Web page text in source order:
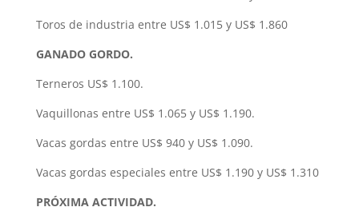
Toros de industria entre US$ 1.015 y US$ 1.860
GANADO GORDO.
Terneros US$ 1.100.
Vaquillonas entre US$ 1.065 y US$ 1.190.
Vacas gordas entre US$ 940 y US$ 1.090.
Vacas gordas especiales entre US$ 1.190 y US$ 1.310
PRÓXIMA ACTIVIDAD.